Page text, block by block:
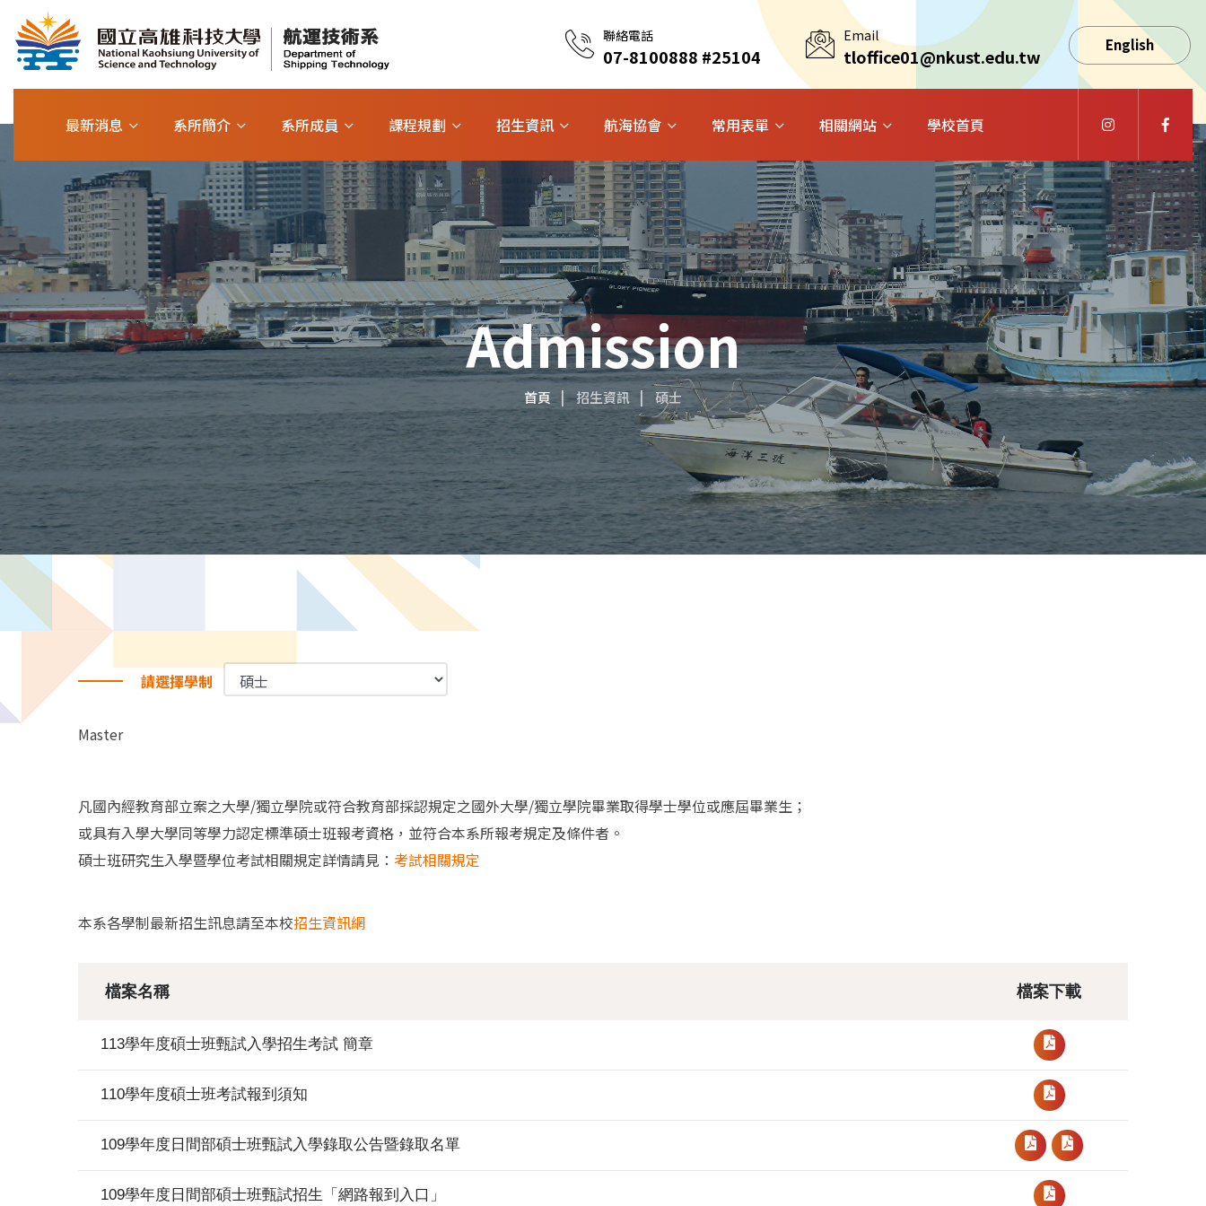
聯絡電話
07-8100888 #25104
Email
tloffice01@nkust.edu.tw
English
最新消息 系所簡介 系所成員 課程規劃 招生資訊 航海協會 常用表單 相關網站 學校首頁
Admission
首頁 招生資訊 碩士
請選擇學制
Master
凡國內經教育部立案之大學/獨立學院或符合教育部採認規定之國外大學/獨立學院畢業取得學士學位或應屆畢業生；
或具有入學大學同等學力認定標準碩士班報考資格，並符合本系所報考規定及條件者。
碩士班研究生入學暨學位考試相關規定詳情請見： 考試相關規定
本系各學制最新招生訊息請至本校招生資訊網
檔案名稱 檔案下載
113學年度碩士班甄試入學招生考試 簡章
110學年度碩士班考試報到須知
109學年度日間部碩士班甄試入學錄取公告暨錄取名單
109學年度日間部碩士班甄試招生「網路報到入口」